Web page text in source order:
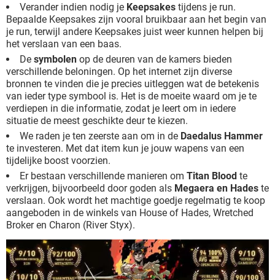
Verander indien nodig je Keepsakes tijdens je run.
Bepaalde Keepsakes zijn vooral bruikbaar aan het begin van
je run, terwijl andere Keepsakes juist weer kunnen helpen bij
het verslaan van een baas.
De symbolen op de deuren van de kamers bieden
verschillende beloningen. Op het internet zijn diverse
bronnen te vinden die je precies uitleggen wat de betekenis
van ieder type symbool is. Het is de moeite waard om je te
verdiepen in die informatie, zodat je leert om in iedere
situatie de meest geschikte deur te kiezen.
We raden je ten zeerste aan om in de Daedalus Hammer
te investeren. Met dat item kun je jouw wapens van een
tijdelijke boost voorzien.
Er bestaan verschillende manieren om Titan Blood te
verkrijgen, bijvoorbeeld door goden als Megaera en Hades te
verslaan. Ook wordt het machtige goedje regelmatig te koop
aangeboden in de winkels van House of Hades, Wretched
Broker en Charon (River Styx).